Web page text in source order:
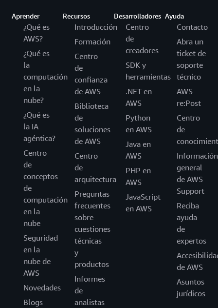
Aprender
¿Qué es
AWS?
¿Qué es
la
computación
en la
nube?
¿Qué es
la IA
agéntica?
Centro
de
conceptos
de
computación
en la
nube
Seguridad
en la
nube de
AWS
Novedades
Blogs
Recursos
Introducción
Formación
Centro
de
confianza
de AWS
Biblioteca
de
soluciones
de AWS
Centro
de
arquitectura
Preguntas
frecuentes
sobre
cuestiones
técnicas
y
productos
Informes
de
analistas
Desarrolladores
Centro
de
creadores
SDK y
herramientas
.NET en
AWS
Python
en AWS
Java en
AWS
PHP en
AWS
JavaScript
en AWS
Ayuda
Contacto
Abra un
ticket de
soporte
técnico
AWS
re:Post
Centro
de
Información
general
de AWS
Support
Reciba
ayuda
de
expertos
de AWS
Asuntos
jurídicos